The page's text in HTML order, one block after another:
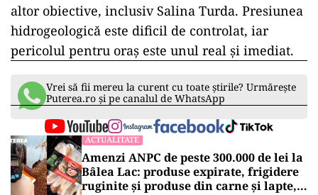
altor obiective, inclusiv Salina Turda. Presiunea
hidrogeologică este dificil de controlat, iar
pericolul pentru oraș este unul real și imediat.
Vrei să fii mereu la curent cu toate știrile? Urmărește
Puterea.ro și pe canalul de WhatsApp
ACTUALITATE
Amenzi ANPC de peste 300.000 de lei la
Bâlea Lac: produse expirate, frigidere
ruginite și produse din carne și lapte,